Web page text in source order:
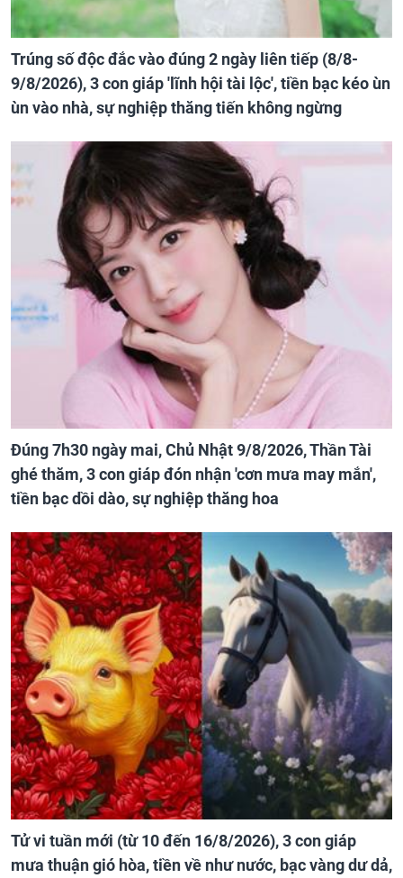
Trúng số độc đắc vào đúng 2 ngày liên tiếp (8/8-
9/8/2026), 3 con giáp 'lĩnh hội tài lộc', tiền bạc kéo ùn
ùn vào nhà, sự nghiệp thăng tiến không ngừng
Đúng 7h30 ngày mai, Chủ Nhật 9/8/2026, Thần Tài
ghé thăm, 3 con giáp đón nhận 'cơn mưa may mắn',
tiền bạc dồi dào, sự nghiệp thăng hoa
Tử vi tuần mới (từ 10 đến 16/8/2026), 3 con giáp
mưa thuận gió hòa, tiền về như nước, bạc vàng dư dả,